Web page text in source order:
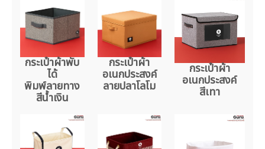
กระเป๋าผ้าพับ
ได้
พิมพ์ลายทาง
สีน้ำเงิน
กระเป๋าผ้า
อเนกประสงค์
ลายปลาโลโม
กระเป๋าผ้า
อเนกประสงค์
สีเทา